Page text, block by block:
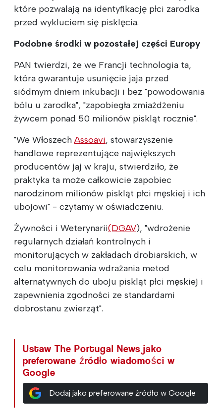
które pozwalają na identyfikację płci zarodka
przed wykluciem się pisklęcia.
Podobne środki w pozostałej części Europy
PAN twierdzi, że we Francji technologia ta,
która gwarantuje usunięcie jaja przed
siódmym dniem inkubacji i bez "powodowania
bólu u zarodka", "zapobiegła zmiażdżeniu
żywcem ponad 50 milionów piskląt rocznie".
"We WłoszechAssoavi, stowarzyszenie
handlowe reprezentujące największych
producentów jaj w kraju, stwierdziło, że
praktyka ta może całkowicie zapobiec
narodzinom milionów piskląt płci męskiej i ich
ubojowi" - czytamy w oświadczeniu.
Żywności i Weterynarii(DGAV), "wdrożenie
regularnych działań kontrolnych i
monitorujących w zakładach drobiarskich, w
celu monitorowania wdrażania metod
alternatywnych do uboju piskląt płci męskiej i
zapewnienia zgodności ze standardami
dobrostanu zwierząt".
Ustaw The Portugal News jako
preferowane źródło wiadomości w
Google
Dodaj jako preferowane źródło w Google